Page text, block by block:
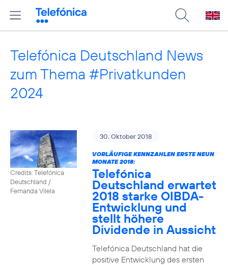
Telefónica Deutschland News
zum Thema #Privatkunden
2024
Credits: Telefónica
Deutschland /
Fernanda Vilela
30. Oktober 2018
VORLÄUFIGE KENNZAHLEN ERSTE NEUN
MONATE 2018:
Telefónica
Deutschland erwartet
2018 starke OIBDA-
Entwicklung und
stellt höhere
Dividende in Aussicht
Telefónica Deutschland hat die
positive Entwicklung des ersten